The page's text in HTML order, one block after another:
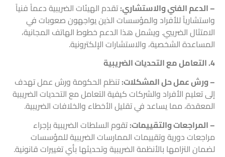
– الدعم الفني والاستشاري:تقدم الهيئات الضريبية دعماً فنياً
واستشارياً للأفراد والمؤسسات الذين يواجهون صعوبات في
الامتثال الضريبي. ويشمل هذا الدعم خطوط الهاتف المجانية،
المساعدة الشخصية، والاستشارات الإلكترونية.
4. التعامل مع
التحديات الضريبية
– ورش عمل حل المشكلات:تنظم الحكومة ورش عمل تهدف
إلى تعليم الأفراد والشركات كيفية التعامل مع التحديات الضريبية
المعقدة، مما يساعد في تقليل الأخطاء والخلافات الضريبية.
– المراجعات والتقييمات:تقوم السلطات الضريبية بإجراء
مراجعات دورية وتقييمات الممارسات الضريبية للمؤسسات
لضمان التزامها بالأنظمة الضريبية وتحديثها بأي تغييرات قانونية.